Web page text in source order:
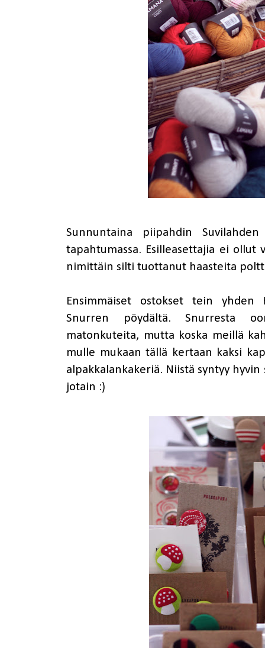
Sunnuntaina piipahdin
tapahtumassa. Esilleasettajia ei ollut
nimittäin silti tuottanut haasteita
Ensimmäiset ostokset tein yhden
Snurren pöydältä. Snurresta
matonkuteita, mutta koska meillä
mulle mukaan tällä kertaan kaksi
alpakkalankakeriä. Niistä syntyy
jotain :)